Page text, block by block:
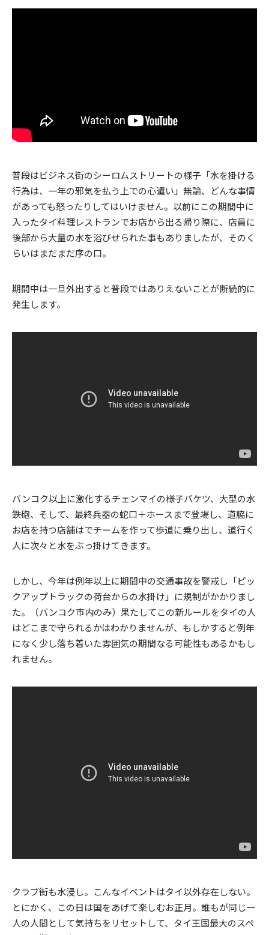
普段はビジネス街のシーロムストリートの様子「水を掛ける
行為は、一年の邪気を払う上での心遣い」無論、どんな事情
があっても怒ったりしてはいけません。以前にこの期間中に
入ったタイ料理レストランでお店から出る帰り際に、店員に
後部から大量の水を浴びせられた事もありましたが、そのく
らいはまだまだ序の口。
期間中は一旦外出すると普段ではありえないことが断続的に
発生します。
バンコク以上に激化するチェンマイの様子バケツ、大型の水
鉄砲、そして、最終兵器の蛇口＋ホースまで登場し、道脇に
お店を持つ店舗はでチームを作って歩道に乗り出し、道行く
人に次々と水をぶっ掛けてきます。
しかし、今年は例年以上に期間中の交通事故を警戒し「ピッ
クアップトラックの荷台からの水掛け」に規制がかかりまし
た。（バンコク市内のみ）果たしてこの新ルールをタイの人
はどこまで守られるかはわかりませんが、もしかすると例年
になく少し落ち着いた雰囲気の期間なる可能性もあるかもし
れません。
クラブ街も水浸し。こんなイベントはタイ以外存在しない。
とにかく、この日は国をあげて楽しむお正月。誰もが同じ一
人の人間として気持ちをリセットして、タイ王国最大のスペ